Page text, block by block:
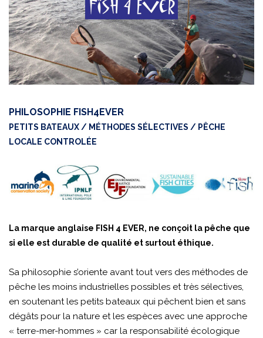
PHILOSOPHIE FISH4EVER
PETITS BATEAUX / MÉTHODES SÉLECTIVES / PÊCHE
LOCALE CONTROLÉE
La marque anglaise FISH 4 EVER, ne conçoit la pêche que
si elle est durable de qualité et surtout éthique.
Sa philosophie s’oriente avant tout vers des méthodes de
pêche les moins industrielles possibles et très sélectives,
en soutenant les petits bateaux qui pêchent bien et sans
dégâts pour la nature et les espèces avec une approche
« terre-mer-hommes » car la responsabilité écologique